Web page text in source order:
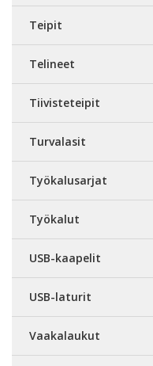
Teipit
Telineet
Tiivisteteipit
Turvalasit
Työkalusarjat
Työkalut
USB-kaapelit
USB-laturit
Vaakalaukut